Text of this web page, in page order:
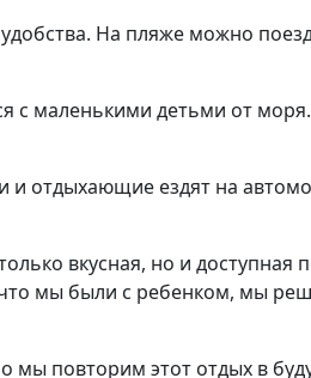
На пляже можно
с маленькими детьми от
и отдыхающие ездят на
вкусная, но и доступная
мы были с ребенком, мы
мы повторим этот отдых в